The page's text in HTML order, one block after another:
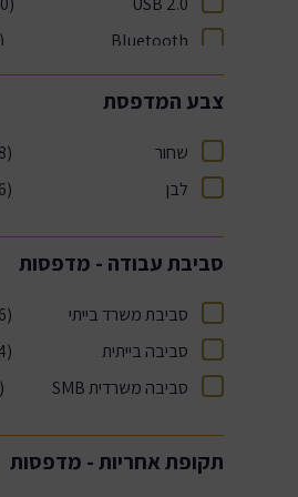
Bluetooth
(3)
צבע המדפסת
שחור
(18)
לבן
(16)
סביבת עבודה - מדפסות
סביבת משרד בייתי
(16)
סביבה בייתית
(14)
סביבה משרדית SMB
(3)
תקופת אחריות - מדפסות